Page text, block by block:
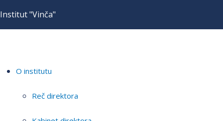
Institut "Vinča"
O institutu
Reč direktora